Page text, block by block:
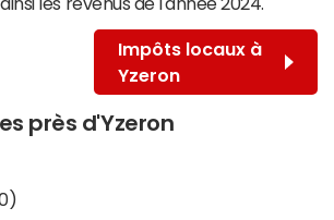
Impôts locaux à
Yzeron
près d'Yzeron